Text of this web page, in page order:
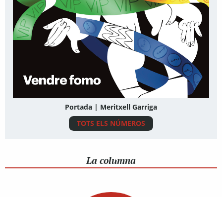
Portada | Meritxell Garriga
TOTS ELS NÚMEROS
La columna